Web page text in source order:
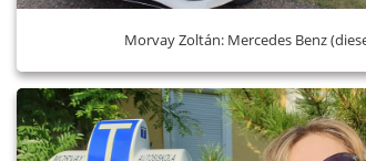
Morvay Zoltán: Mercedes Benz